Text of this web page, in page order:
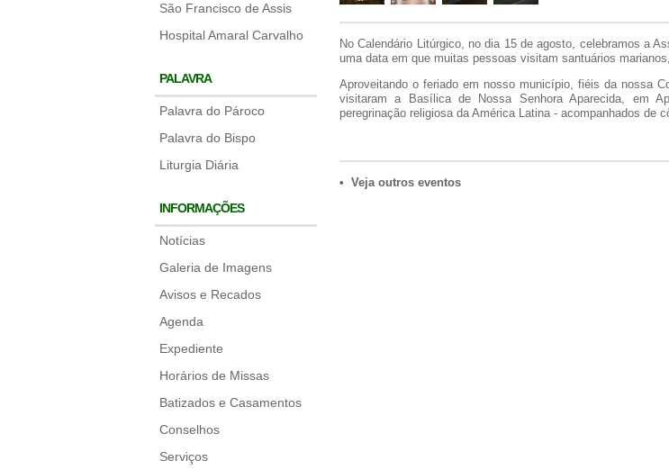
São Francisco de Assis
Hospital Amaral Carvalho
PALAVRA
Palavra do Pároco
Palavra do Bispo
Liturgia Diária
INFORMAÇÕES
Notícias
Galeria de Imagens
Avisos e Recados
Agenda
Expediente
Horários de Missas
Batizados e Casamentos
Conselhos
Serviços
No Calendário Litúrgico, no dia 15 de agosto, celebramos a
uma data em que muitas pessoas visitam santuários
Aproveitando o feriado em nosso município, fiéis da nossa
visitaram a Basílica de Nossa Senhora Aparecida, em
peregrinação religiosa da América Latina - acompanhados de
• Veja outros eventos